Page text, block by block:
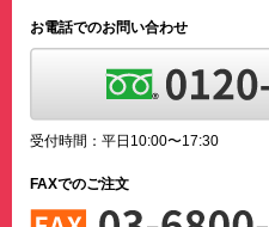
お電話でのお問い合わせ
受付時間：平日10:00〜17:30
FAXでのご注文